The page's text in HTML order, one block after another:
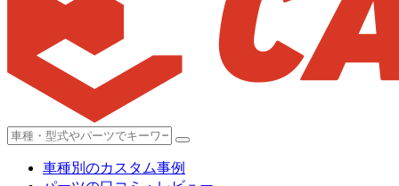
車種別のカスタム事例